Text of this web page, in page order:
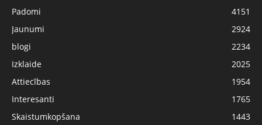
Padomi
4151
Jaunumi
2924
blogi
2234
Izklaide
2025
Attiecības
1954
Interesanti
1765
Skaistumkopšana
1443